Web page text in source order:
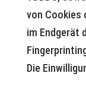
von Cookies
im Endgerät
Die